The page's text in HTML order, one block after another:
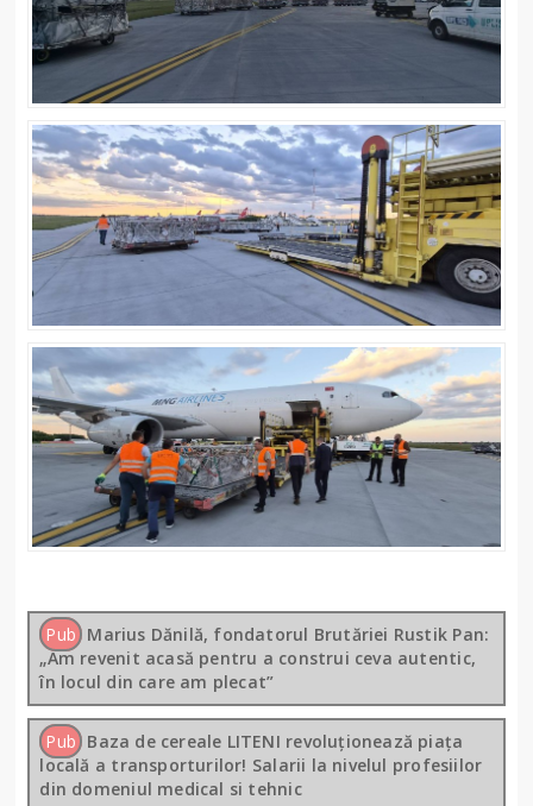
Pub Marius Dănilă, fondatorul Brutăriei Rustik Pan:
„Am revenit acasă pentru a construi ceva autentic,
în locul din care am plecat”
Pub Baza de cereale LITENI revoluționează piața
locală a transporturilor! Salarii la nivelul profesiilor
din domeniul medical si tehnic